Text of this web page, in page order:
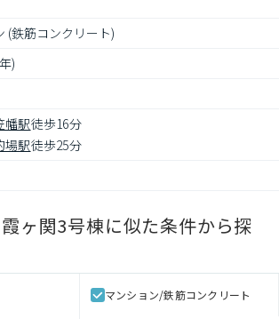
(鉄筋コンクリート)
)
幡駅徒歩16分
場駅徒歩25分
ヶ関3号棟に似た条件から探
マンション/鉄筋コンクリート